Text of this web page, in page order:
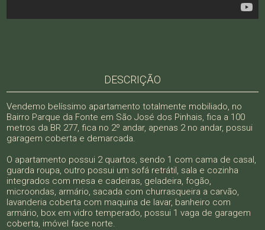
DESCRIÇÃO
Vendemo belíssimo apartamento totalmente mobiliado, no
Bairro Parque da Fonte em São José dos Pinhais, fica a 100
metros da BR 277, fica no 2º andar, apenas 2 no andar, possui
garagem coberta e demarcada.
O apartamento possui 2 quartos, sendo 1 com cama de casal,
guarda roupa, outro possui um sofá retrátil, sala e cozinha
integrados com mesa e cadeiras, geladeira, fogão,
microondas, armário, sacada com churrasqueira a carvão,
lavanderia coberta com maquina de lavar, banheiro com
armário, box em vidro temperado, possui 1 vaga de garagem
coberta, imóvel face norte.